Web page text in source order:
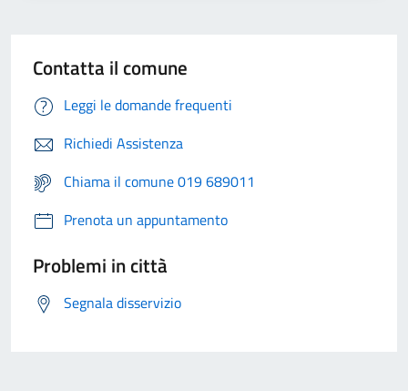
Contatta il comune
Leggi le domande frequenti
Richiedi Assistenza
Chiama il comune 019 689011
Prenota un appuntamento
Problemi in città
Segnala disservizio